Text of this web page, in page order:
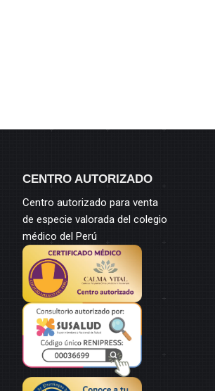
CENTRO AUTORIZADO
Centro autorizado para venta
de especie valorada del colegio
médico del Perú